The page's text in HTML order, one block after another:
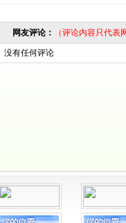
网友评论： （评论内容只代
没有任何评论